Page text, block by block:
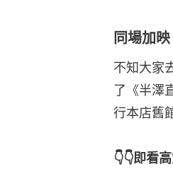
同場加
不知大家
了《半澤
行本店舊
👇👇即看